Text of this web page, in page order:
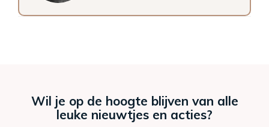
Wil je op de hoogte blijven van alle
leuke nieuwtjes en acties?